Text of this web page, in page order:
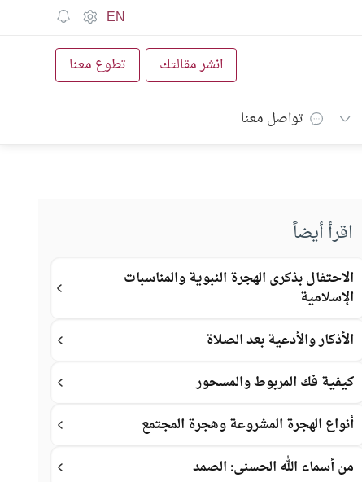
EN
انشر مقالتك تطوع معنا
تواصل معنا
اقرأ أيضاً
الاحتفال بذكرى الهجرة النبوية والمناسبات
الإسلامية
الأذكار والأدعية بعد الصلاة
كيفية فك المربوط والمسحور
أنواع الهجرة المشروعة وهجرة المجتمع
من أسماء الله الحسنى: الصمد